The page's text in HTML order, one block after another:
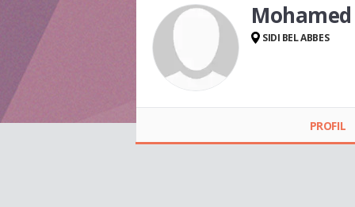
KOURTICHE
Mohamed
SIDI BEL ABBES
PROFIL